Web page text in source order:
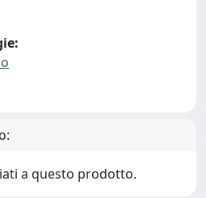
a questo prodotto.